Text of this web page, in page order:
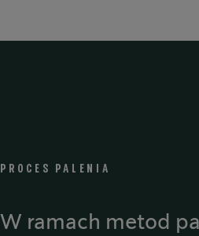
PROCES PALENIA
W ramach metod